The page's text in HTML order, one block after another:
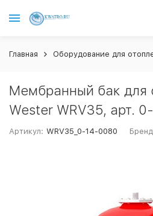
Главная Оборудование для
Мембранный бак для
Wester WRV35, арт.
Артикул: WRV35_0-14-0080